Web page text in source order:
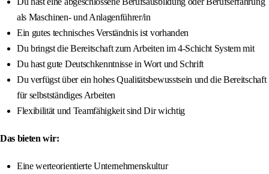
als Maschinen- und Anlagenführer/in
Ein gutes technisches Verständnis ist vorhanden
Du bringst die Bereitschaft zum Arbeiten im 4-Schicht System mit
Du hast gute Deutschkenntnisse in Wort und Schrift
Du verfügst über ein hohes Qualitätsbewusstsein und die Bereitschaft
für selbstständiges Arbeiten
Flexibilität und Teamfähigkeit sind Dir wichtig
Das bieten wir:
Eine werteorientierte Unternehmenskultur